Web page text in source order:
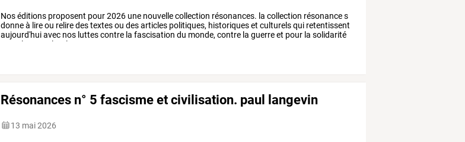
Noséditions proposent pour2026 une nouvellecollection résonances. la collection résonances
donneà lireou reliredestextesou desarticles politiques, historiqueset culturelsqui retentissent
aujourd'huiavec nos luttescontre la fascisation du monde, contre la guerreet pour la solidarité
les peuples. la
Résonances n° 5 fascisme et civilisation. paul langevin
13 mai 2026